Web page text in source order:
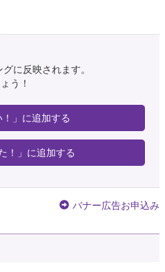
に反映されます。
う！
！」に追加する
！」に追加する
バナー広告お申込み